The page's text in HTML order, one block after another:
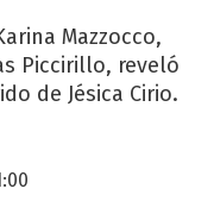
Mazzocco,
Piccirillo, reveló
de Jésica Cirio.